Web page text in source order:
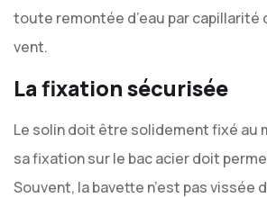
toute remontée d’eau par capillarité
vent.
La fixation sécurisée
Le solin doit être solidement fixé au
sa fixation sur le bac acier doit
Souvent, la bavette n’est pas vissée